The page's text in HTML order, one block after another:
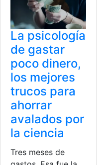
La psicología
de gastar
poco dinero,
los mejores
trucos para
ahorrar
avalados por
la ciencia
Tres meses de